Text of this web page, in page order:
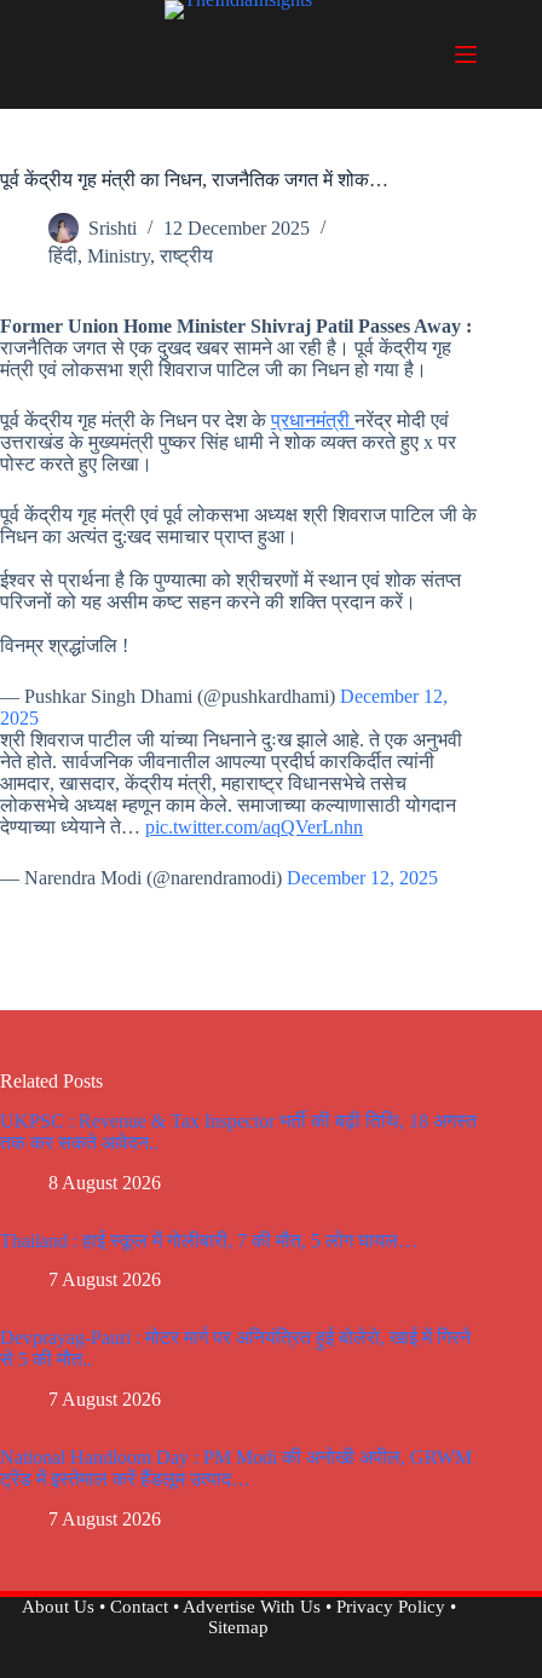
पूर्व केंद्रीय गृह मंत्री का निधन, राजनैतिक जगत में शोक…
Srishti
12 December 2025
हिंदी, Ministry,राष्ट्रीय
Former Union Home Minister Shivraj Patil Passes Away :
राजनैतिक जगत से एक दुखद खबर सामने आ रही है। पूर्व केंद्रीय गृह
मंत्री एवं लोकसभा श्री शिवराज पाटिल जी का निधन हो गया है।
पूर्व केंद्रीय गृह मंत्री के निधन पर देश केप्रधानमंत्रीनरेंद्र मोदी एवं
उत्तराखंड के मुख्यमंत्री पुष्कर सिंह धामी ने शोक व्यक्त करते हुए x पर
पोस्ट करते हुए लिखा।
पूर्व केंद्रीय गृह मंत्री एवं पूर्व लोकसभा अध्यक्ष श्री शिवराज पाटिल जी के
निधन का अत्यंत दु:खद समाचार प्राप्त हुआ।
ईश्वर से प्रार्थना है कि पुण्यात्मा को श्रीचरणों में स्थान एवं शोक संतप्त
परिजनों को यह असीम कष्ट सहन करने की शक्ति प्रदान करें।
विनम्र श्रद्धांजलि !
— Pushkar Singh Dhami (@pushkardhami) December 12,
2025
श्री शिवराज पाटील जी यांच्या निधनाने दुःख झाले आहे. ते एक अनुभवी
नेते होते. सार्वजनिक जीवनातील आपल्या प्रदीर्घ कारकिर्दीत त्यांनी
आमदार, खासदार, केंद्रीय मंत्री, महाराष्ट्र विधानसभेचे तसेच
लोकसभेचे अध्यक्ष म्हणून काम केले. समाजाच्या कल्याणासाठी योगदान
देण्याच्या ध्येयाने ते… pic.twitter.com/aqQVerLnhn
— Narendra Modi (@narendramodi) December 12, 2025
Related Posts
UKPSC : Revenue & Tax Inspector भर्ती की बढ़ी तिथि, 18 अगस्त
तक कर सकते आवेदन..
8 August 2026
Thailand : हाई स्कूल में गोलीबारी, 7 की मौत, 5 लोग घायल…
7 August 2026
Devprayag-Pauri : मोटर मार्ग पर अनियंत्रित हुई बोलेरो, खाई में गिरने
से 5 की मौत..
7 August 2026
National Handloom Day : PM Modi की अनोखी अपील, GRWM
ट्रेंड में इस्तेमाल करें हैंडलूम उत्पाद…
7 August 2026
About Us• Contact•Advertise With Us• Privacy Policy•
Sitemap